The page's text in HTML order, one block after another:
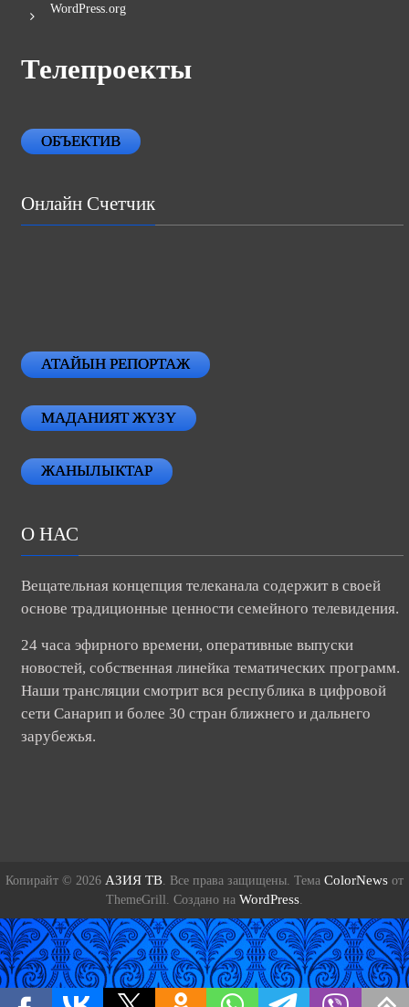
WordPress.org
Телепроекты
ОБЪЕКТИВ
Онлайн Счетчик
АТАЙЫН РЕПОРТАЖ
МАДАНИЯТ ЖҮЗҮ
ЖАНЫЛЫКТАР
О НАС
Вещательная концепция телеканала содержит в своей
основе традиционные ценности семейного телевидения.
24 часа эфирного времени, оперативные выпуски
новостей, собственная линейка тематических программ.
Наши трансляции смотрит вся республика в цифровой
сети Санарип и более 30 стран ближнего и дальнего
зарубежья.
Копирайт © 2026 АЗИЯ ТВ . Все права защищены. Тема ColorNews от
ThemeGrill. Создано на WordPress